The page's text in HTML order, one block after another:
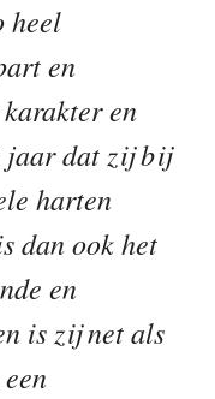
heel
en
en
jaar dat zij bij
harten
dan ook het
en
is zij net als